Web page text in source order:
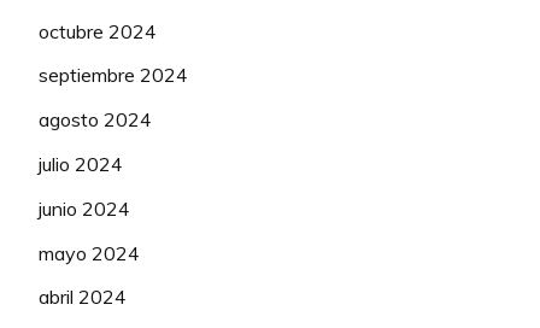
octubre 2024
septiembre 2024
agosto 2024
julio 2024
junio 2024
mayo 2024
abril 2024